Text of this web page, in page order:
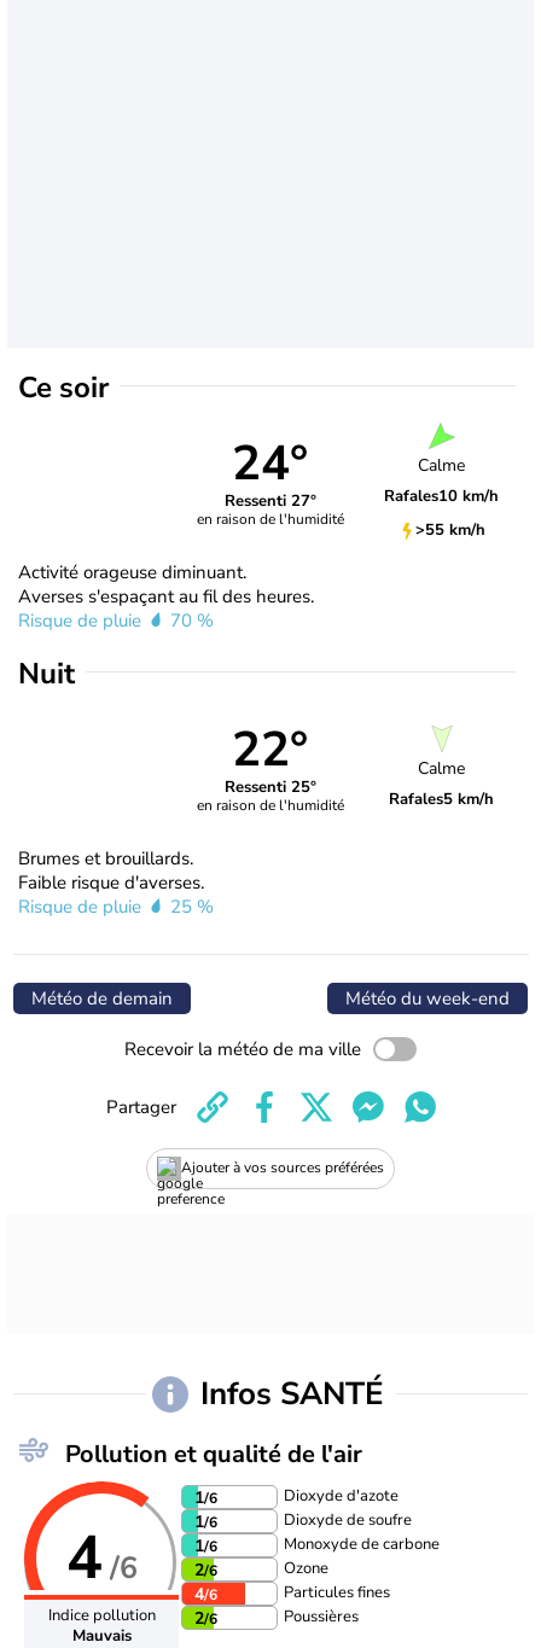
Ce soir
24°
Ressenti 27°
en raison de l'humidité
Calme
Rafales10 km/h
>55 km/h
Activité orageuse diminuant.
Averses s'espaçant au fil des heures.
Risque de pluie
70 %
Nuit
22°
Ressenti 25°
en raison de l'humidité
Calme
Rafales5 km/h
Brumes et brouillards.
Faible risque d'averses.
Risque de pluie
25 %
Météo de demain Météo du week-end
Recevoir la météo de ma ville
Ajouter à vos sources préférées
Partager
Infos SANTÉ
Pollution et qualité de l'air
4/6
Indice pollution
Mauvais
1/6 Dioxyde d'azote
1/6 Dioxyde de soufre
1/6 Monoxyde de carbone
2/6 Ozone
4/6 Particules fines
2/6 Poussières